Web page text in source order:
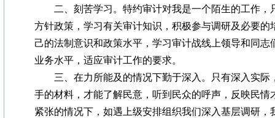
二、刻苦学习。特约审计对我是一个陌生的工作，
方针政策，学习有关审计知识，积极参与调研及必要的
己的法制意识和政策水平，学习审计战线上领导和同志
业务水平，适应审计工作的要求。
三、在力所能及的情况下勤于深入。只有深入实际
手的材料，才能了解民意，听到民众的呼声，反映民情
紧张的情况下，如遇上级安排组织我们深入基层调研，